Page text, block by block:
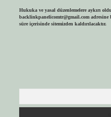
Hukuka ve yasal düzenlemelere aykırı
backlinkpanelicomtr@gmail.comadresine
süre içerisinde sitemizden kaldırılacaktır.